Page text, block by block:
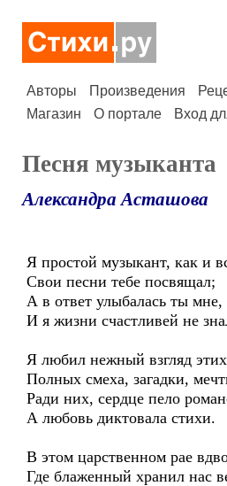
Авторы Произведения
Магазин
О портале Вход
Песня музыканта
Александра Асташова
Я простой музыкант, как и
Свои песни тебе посвящал;
А в ответ улыбалась ты мне,
И я жизни счастливей не
Я любил нежный взгляд этих
Полных смеха, загадки,
Ради них, сердце пело
А любовь диктовала стихи.
В этом царственном рае
Где блаженный хранил нас